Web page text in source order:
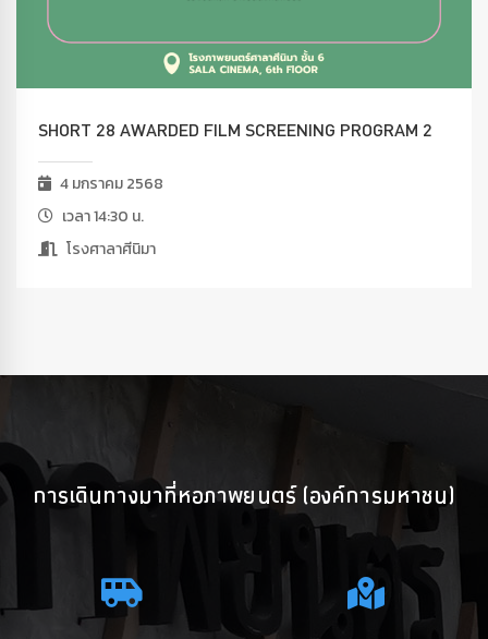
SHORT 28 AWARDED FILM SCREENING PROGRAM 2
4 มกราคม 2568
เวลา 14:30 น.
โรงศาลาศีนิมา
การเดินทางมาที่หอภาพยนตร์ (องค์การมหาชน)